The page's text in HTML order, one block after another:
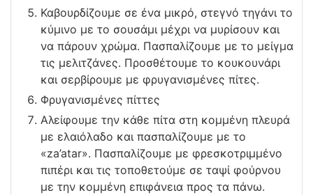
Καβουρδίζουμε σε ένα μικρό, στεγνό τηγάνι το
κύμινο με το σουσάμι μέχρι να μυρίσουν και
να πάρουν χρώμα. Πασπαλίζουμε με το μείγμα
τις μελιτζάνες. Προσθέτουμε το κουκουνάρι
και σερβίρουμε με φρυγανισμένες πίτες.
Φρυγανισμένες πίττες
Αλείφουμε την κάθε πίτα στη κομμένη πλευρά
με ελαιόλαδο και πασπαλίζουμε με το
«za’atar». Πασπαλίζουμε με φρεσκοτριμμένο
πιπέρι και τις τοποθετούμε σε ταψί φούρνου
με την κομμένη επιφάνεια προς τα πάνω.